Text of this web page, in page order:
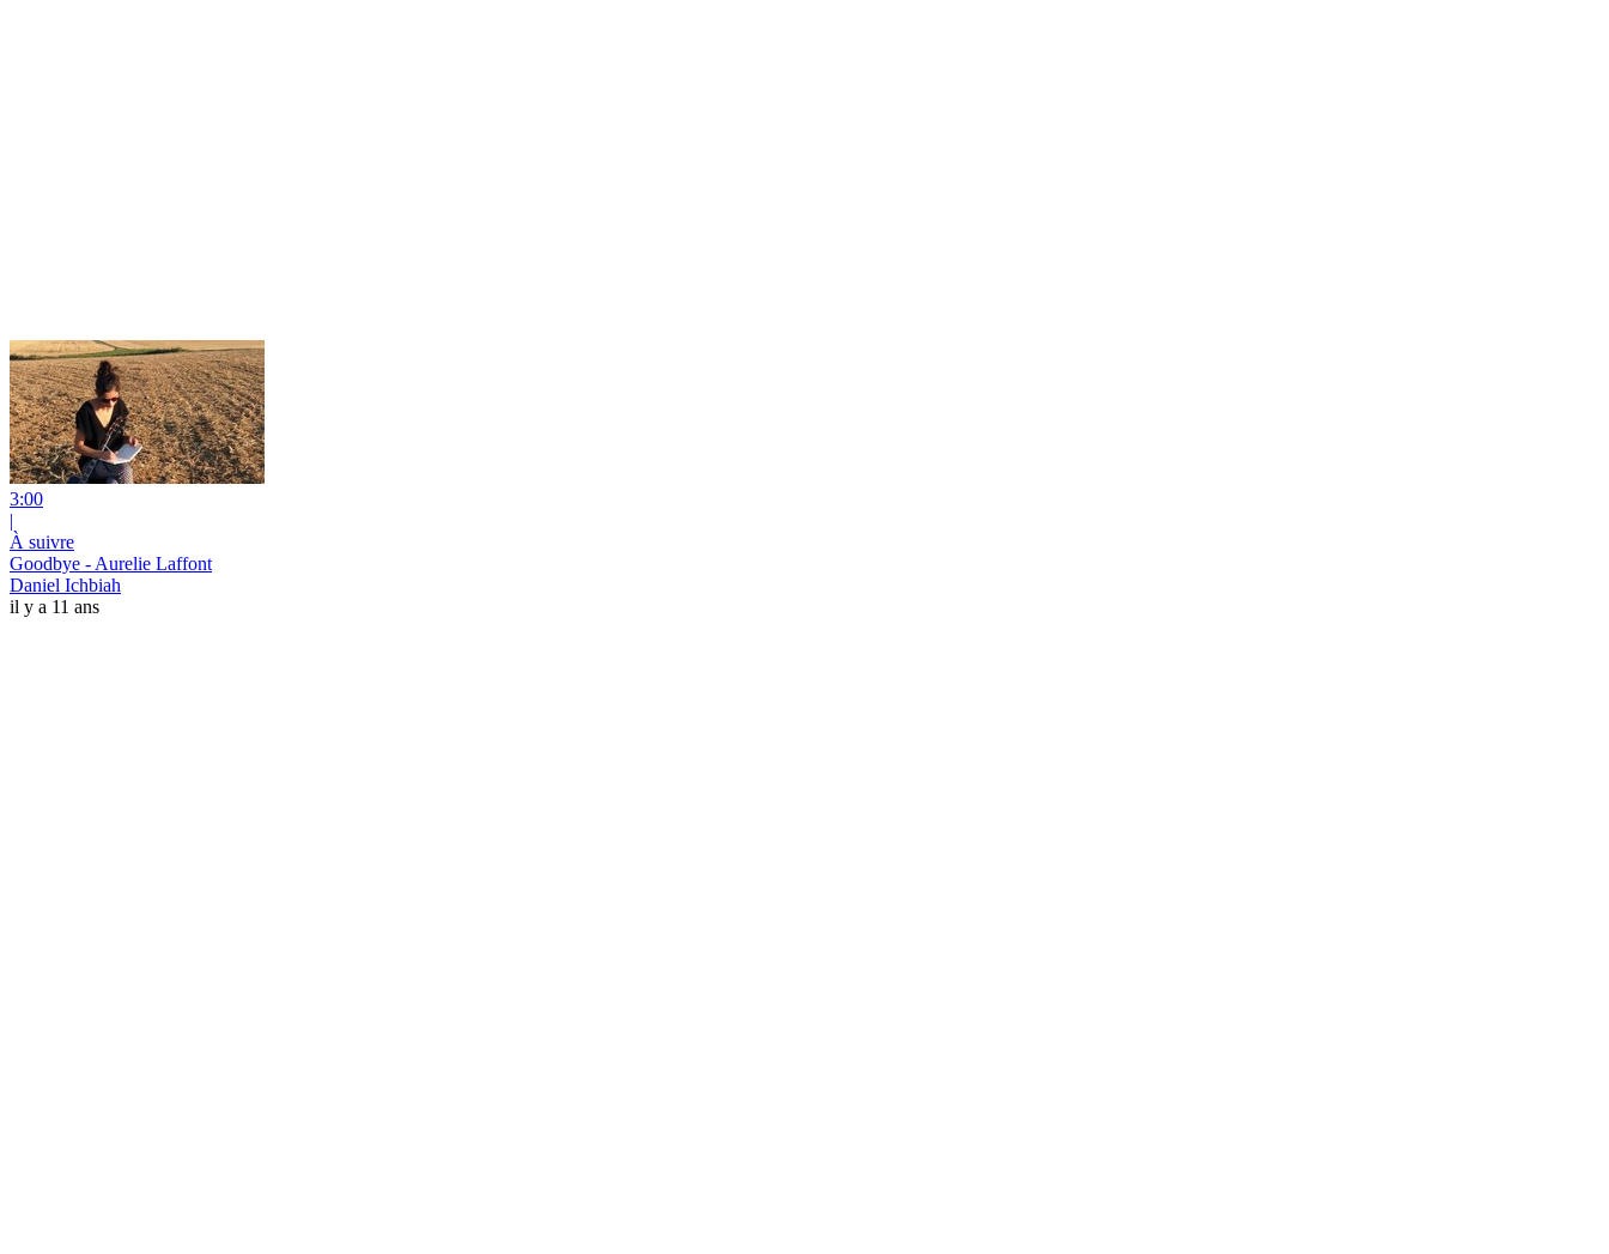
3:00
|
À suivre
Goodbye - Aurelie Laffont
Daniel Ichbiah
il y a 11 ans